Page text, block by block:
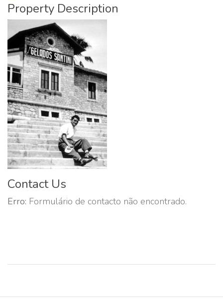
Property Description
Contact Us
Erro: Formulário de contacto não encontrado.